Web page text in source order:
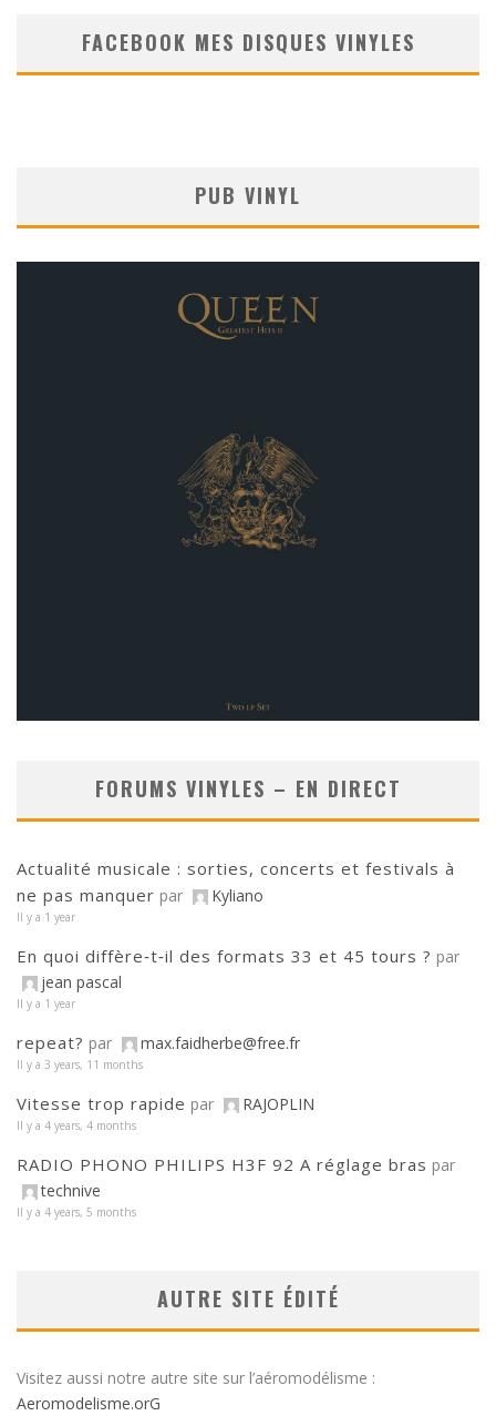
FACEBOOK MES DISQUES VINYLES
PUB VINYL
FORUMS VINYLES – EN DIRECT
Actualité musicale : sorties, concerts et festivals à
ne pas manquer par Kyliano
Il y a 1 year
En quoi diffère‑t‑il des formats 33 et 45 tours ? par
jean pascal
Il y a 1 year
repeat? par max.faidherbe@free.fr
Il y a 3 years, 11 months
Vitesse trop rapide par RAJOPLIN
Il y a 4 years, 4 months
RADIO PHONO PHILIPS H3F 92 A réglage bras par
technive
Il y a 4 years, 5 months
AUTRE SITE ÉDITÉ
Visitez aussi notre autre site sur l’aéromodélisme :
Aeromodelisme.orG